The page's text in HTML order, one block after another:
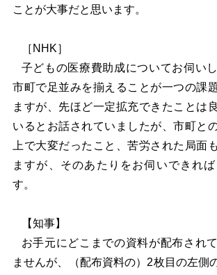
ことが大事だと思います。
［NHK］
子どもの医療費助成についてお伺い
市町で足並みを揃えることが一つの課
ますが、先ほど一定拡充できたことは
いるとお話されていましたが、市町と
上で大変だったこと、苦労された局面
ますが、そのあたりをお伺いできれ
す。
【知事】
お手元にどこまでの資料が配布され
ませんが、（配布資料の）2枚目の左側